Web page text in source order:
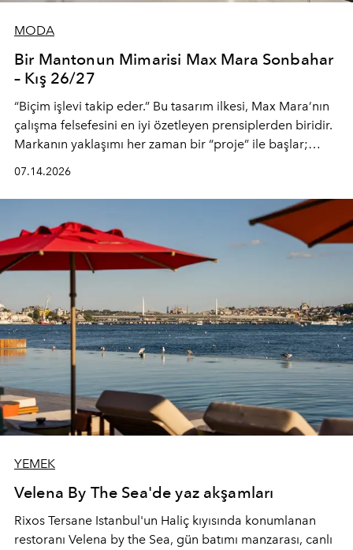
MODA
Bir Mantonun Mimarisi Max Mara Sonbahar
– Kış 26/27
“Biçim işlevi takip eder.” Bu tasarım ilkesi, Max Mara’nın
çalışma felsefesini en iyi özetleyen prensiplerden biridir.
Markanın yaklaşımı her zaman bir “proje” ile başlar;
(savoir-faire) buluşan parçalara dönüştürmek.
07.14.2026
YEMEK
Velena By The Sea'de yaz akşamları
Rixos Tersane Istanbul'un Haliç kıyısında konumlanan
restoranı Velena by the Sea, gün batımı manzarası, canlı